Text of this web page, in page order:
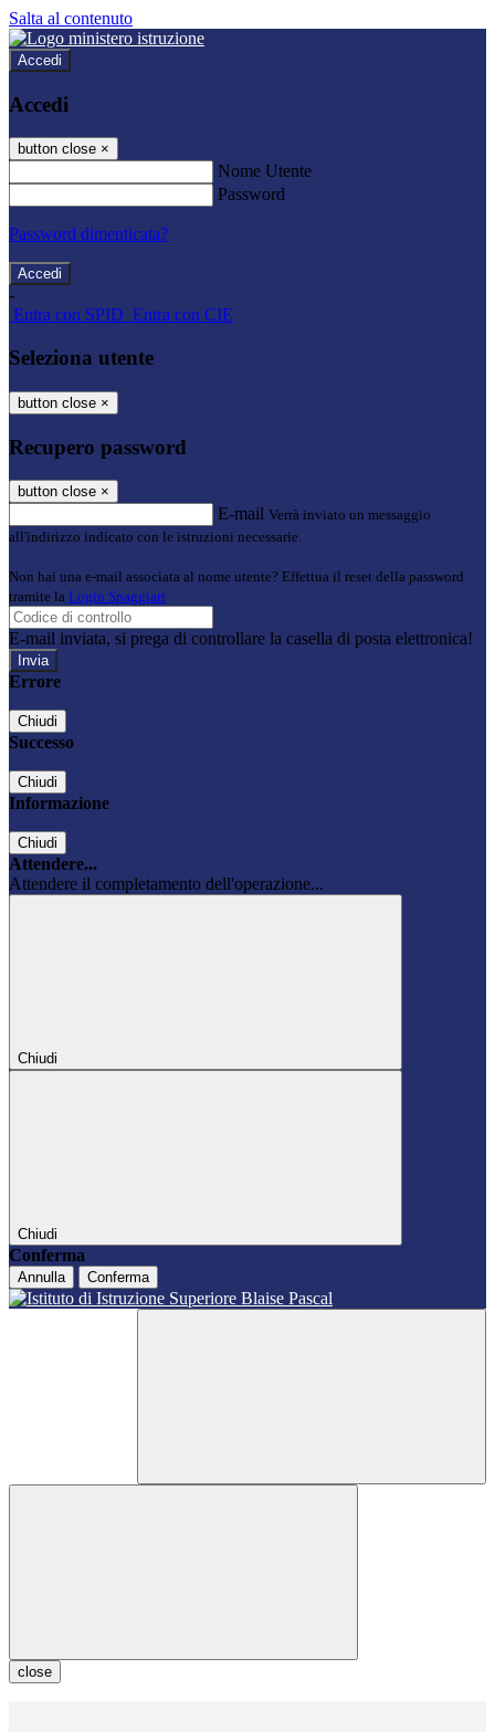
Salta al contenuto
Accedi
Accedi
button close ×
Nome Utente
Password
Password dimenticata?
-
Entra con SPID Entra con CIE
Seleziona utente
button close ×
Recupero password
button close ×
E-mail Verrà inviato un messaggio
all'indirizzo indicato con le istruzioni necessarie.
Non hai una e-mail associata al nome utente? Effettua il reset della password
tramite la Login Spaggiari
E-mail inviata, si prega di controllare la casella di posta elettronica!
Errore
Chiudi
Successo
Chiudi
Informazione
Chiudi
Attendere...
Attendere il completamento dell'operazione...
Chiudi
Chiudi
Conferma
Annulla Conferma
close